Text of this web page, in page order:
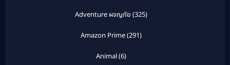
Adventure ผจญภัย (325)
Amazon Prime(291)
Animal(6)